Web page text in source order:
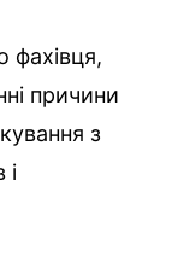
фахівця,
причини
з
і